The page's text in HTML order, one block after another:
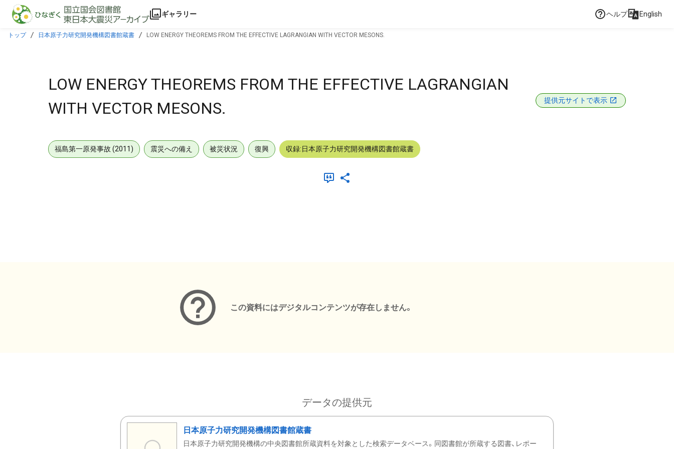
本文に飛ぶ
ギャラリー ヘルプ English
トップ 日本原子力研究開発機構図書館蔵書 LOW ENERGY THEOREMS FROM THE EFFECTIVE LAGRANGIAN WITH VECTOR MESONS.
LOW ENERGY THEOREMS FROM THE EFFECTIVE LAGRANGIAN
WITH VECTOR MESONS.
提供元サイトで表示
福島第一原発事故 (2011) 震災への備え 被災状況 復興 収録:日本原子力研究開発機構図書館蔵書
この資料にはデジタルコンテンツが存在しません。
データの提供元
日本原子力研究開発機構図書館蔵書
日本原子力研究開発機構の中央図書館所蔵資料を対象とした検索データベース。同図書館が所蔵する図書、レポー